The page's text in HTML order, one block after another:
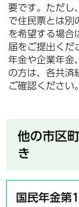
要です。ただし
で住民票とは別
を希望する場合
届をご提出くだ
年金や企業年金
の方は、各共済
ご確認ください。
他の市区
き
国民年金第